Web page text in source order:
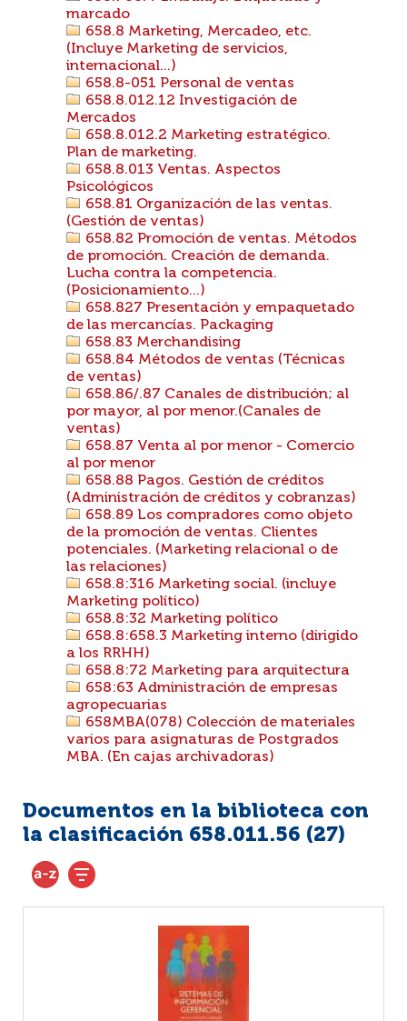
marcado
658.8 Marketing, Mercadeo, etc.
(Incluye Marketing de servicios,
internacional...)
658.8-051 Personal de ventas
658.8.012.12 Investigación de
Mercados
658.8.012.2 Marketing estratégico.
Plan de marketing.
658.8.013 Ventas. Aspectos
Psicológicos
658.81 Organización de las ventas.
(Gestión de ventas)
658.82 Promoción de ventas. Métodos
de promoción. Creación de demanda.
Lucha contra la competencia.
(Posicionamiento...)
658.827 Presentación y empaquetado
de las mercancías. Packaging
658.83 Merchandising
658.84 Métodos de ventas (Técnicas
de ventas)
658.86/.87 Canales de distribución; al
por mayor, al por menor.(Canales de
ventas)
658.87 Venta al por menor - Comercio
al por menor
658.88 Pagos. Gestión de créditos
(Administración de créditos y cobranzas)
658.89 Los compradores como objeto
de la promoción de ventas. Clientes
potenciales. (Marketing relacional o de
las relaciones)
658.8:316 Marketing social. (incluye
Marketing político)
658.8:32 Marketing político
658.8:658.3 Marketing interno (dirigido
a los RRHH)
658.8:72 Marketing para arquitectura
658:63 Administración de empresas
agropecuarias
658MBA(078) Colección de materiales
varios para asignaturas de Postgrados
MBA. (En cajas archivadoras)
Documentos en la biblioteca con
la clasificación 658.011.56 (27)